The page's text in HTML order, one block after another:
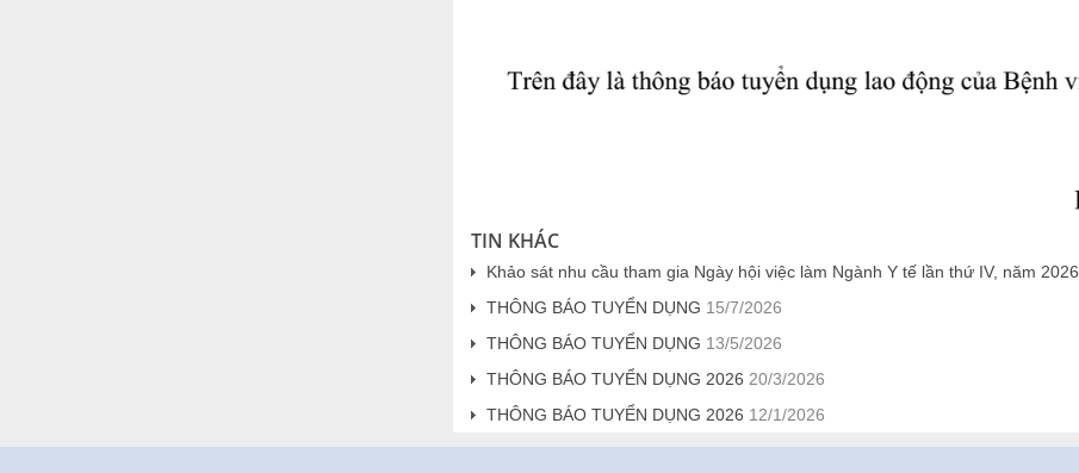
TIN KHÁC
Khảo sát nhu cầu tham gia Ngày hội việc làm Ngành Y tế lần thứ IV, năm 2026
THÔNG BÁO TUYỂN DỤNG 15/7/2026
THÔNG BÁO TUYỂN DỤNG 13/5/2026
THÔNG BÁO TUYỂN DỤNG 2026 20/3/2026
THÔNG BÁO TUYỂN DỤNG 2026 12/1/2026